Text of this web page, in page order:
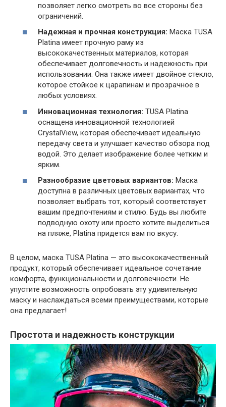
позволяет легко смотреть во все стороны без
ограничений.
Надежная и прочная конструкция: Маска TUSA
Platina имеет прочную раму из
высококачественных материалов, которая
обеспечивает долговечность и надежность при
использовании. Она также имеет двойное стекло,
которое стойкое к царапинам и прозрачное в
любых условиях.
Инновационная технология: TUSA Platina
оснащена инновационной технологией
CrystalView, которая обеспечивает идеальную
передачу света и улучшает качество обзора под
водой. Это делает изображение более четким и
ярким.
Разнообразие цветовых вариантов: Маска
доступна в различных цветовых вариантах, что
позволяет выбрать тот, который соответствует
вашим предпочтениям и стилю. Будь вы любите
подводную охоту или просто хотите выделиться
на пляже, Platina придется вам по вкусу.
В целом, маска TUSA Platina — это высококачественный
продукт, который обеспечивает идеальное сочетание
комфорта, функциональности и долговечности. Не
упустите возможность опробовать эту удивительную
маску и наслаждаться всеми преимуществами, которые
она предлагает!
Простота и надежность конструкции